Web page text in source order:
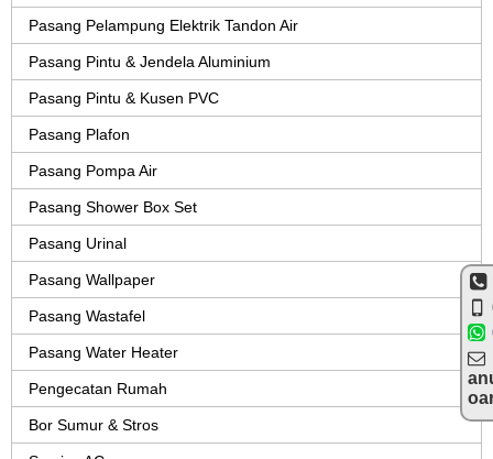
Pasang Pelampung Elektrik Tandon Air
Pasang Pintu & Jendela Aluminium
Pasang Pintu & Kusen PVC
Pasang Plafon
Pasang Pompa Air
Pasang Shower Box Set
Pasang Urinal
Pasang Wallpaper
Pasang Wastafel
Pasang Water Heater
Pengecatan Rumah
Bor Sumur & Stros